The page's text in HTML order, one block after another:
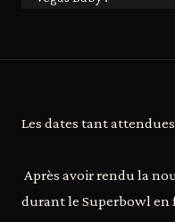
Les dates tant
Après avoir rendu la
durant le Superbowl en